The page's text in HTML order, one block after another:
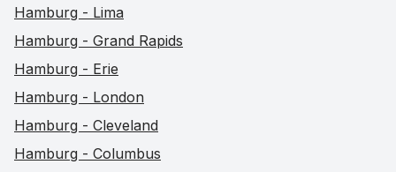
Hamburg - Lima
Hamburg - Grand Rapids
Hamburg - Erie
Hamburg - London
Hamburg - Cleveland
Hamburg - Columbus